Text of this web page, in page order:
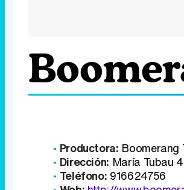
Productora: Boomerang
Dirección: María Tubau
Teléfono: 916624756